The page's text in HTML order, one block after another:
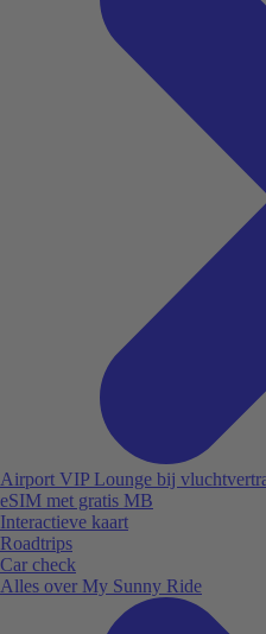
Airport VIP Lounge bij
eSIM met gratis MB
Interactieve kaart
Roadtrips
Car check
Alles over My Sunny Ride